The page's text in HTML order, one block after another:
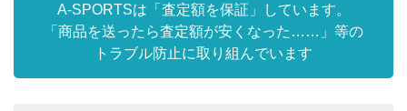
A-SPORTSは「査定額を保証」しています。
「商品を送ったら査定額が安くなった……」等の
トラブル防止に取り組んでいます